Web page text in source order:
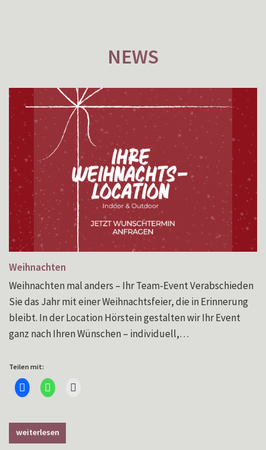
NEWS
Weihnachten
Weihnachten mal anders – Ihr Team-Event Verabschieden
Sie das Jahr mit einer Weihnachtsfeier, die in Erinnerung
bleibt. In der Location Hörstein gestalten wir Ihr Event
ganz nach Ihren Wünschen – individuell,…
Teilen mit:
Klick,
um
teilen
(Wird
Klicken,
um
teilen
(Wird
weiterlesen